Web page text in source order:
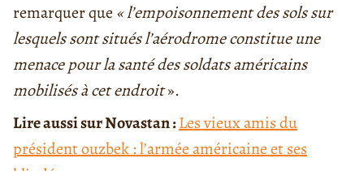
remarquer que « l’empoisonnement des sols sur
lesquels sont situés l’aérodrome constitue une
menace pour la santé des soldats américains
mobilisés à cet endroit».
Lire aussi sur Novastan :Les vieux amis du
président ouzbek : l’armée américaine et ses